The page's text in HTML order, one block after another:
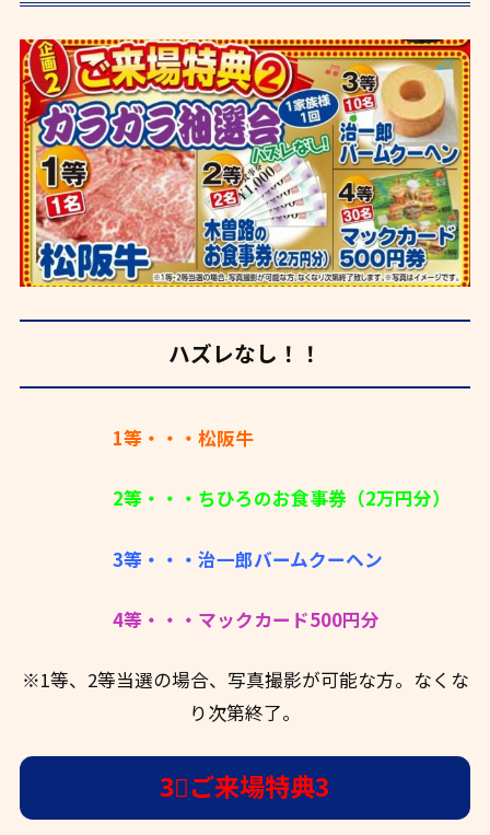
ハズレなし！！
1等・・・松阪牛
2等・・・ちひろのお食事券（2万円分）
3等・・・治一郎バームクーヘン
4等・・・マックカード500円分
※1等、2等当選の場合、写真撮影が可能な方。なくな
り次第終了。
3⃣ご来場特典3